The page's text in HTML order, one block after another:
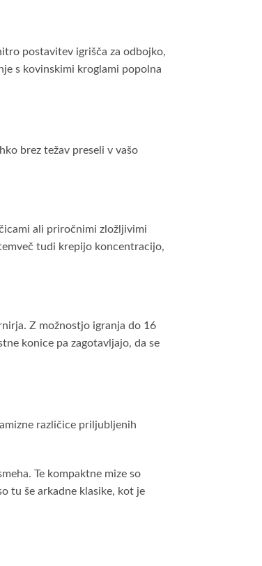
postavitev igrišča za odbojko,
s kovinskimi kroglami popolna
brez težav preseli v vašo
ali priročnimi zložljivimi
tudi krepijo koncentracijo,
Z možnostjo igranja do 16
konice pa zagotavljajo, da se
različice priljubljenih
Te kompaktne mize so
tu še arkadne klasike, kot je